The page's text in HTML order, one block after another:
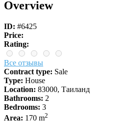
Overview
ID: #6425
Price:
Rating:
Все отзывы
Contract type: Sale
Type: House
Location: 83000, Таиланд
Bathrooms: 2
Bedrooms: 3
Area: 170 m2